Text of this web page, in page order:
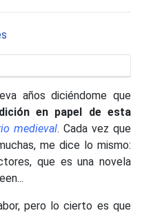
años diciéndome que
en papel de esta
medieval. Cada vez que
me dice lo mismo:
que es una novela
pero lo cierto es que